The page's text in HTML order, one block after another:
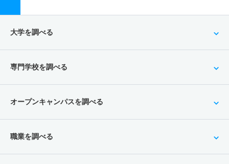
大学を調べる
専門学校を調べる
オープンキャンパスを調べる
職業を調べる